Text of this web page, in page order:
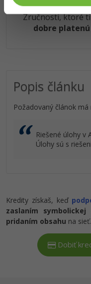
Kvalitné znalosti
Zručnosti, ktoré
dobre
Popis článku
Požadovaný článok
Riešené úlohy v
Úlohy sú s
Kredity získaš, keď
zaslaním symbolickej
pridaním obsahu na sieť.
Dobiť